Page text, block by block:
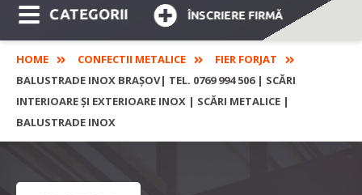
CATEGORII ÎNSCRIERE FIRMĂ
HOME CONFECTII METALICE
FIER FORJAT
BALUSTRADE INOX BRAŞOV| TEL. 0769 994 506 | SCĂRI
INTERIOARE ȘI EXTERIOARE INOX | SCĂRI METALICE |
BALUSTRADE INOX